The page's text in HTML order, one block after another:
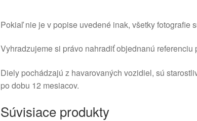
Pokiaľ nie je v popise uvedené inak, všetky fotografie
Vyhradzujeme si právo nahradiť objednanú
Diely pochádzajú z havarovaných vozidiel, sú
po dobu 12 mesiacov.
Súvisiace produkty